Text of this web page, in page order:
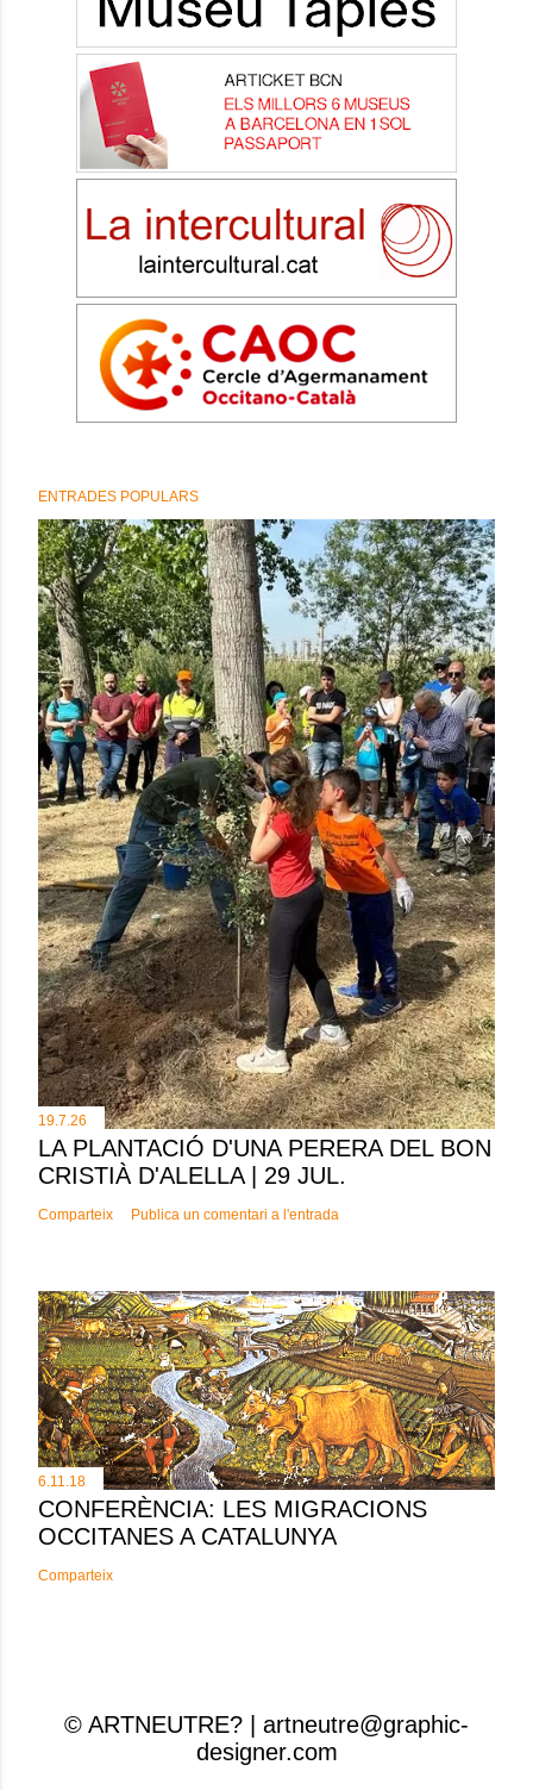
ENTRADES POPULARS
19.7.26
LA PLANTACIÓ D'UNA PERERA DEL BON
CRISTIÀ D'ALELLA | 29 JUL.
Comparteix Publica un comentari a l'entrada
6.11.18
CONFERÈNCIA: LES MIGRACIONS
OCCITANES A CATALUNYA
Comparteix
© ARTNEUTRE? | artneutre@graphic-
designer.com